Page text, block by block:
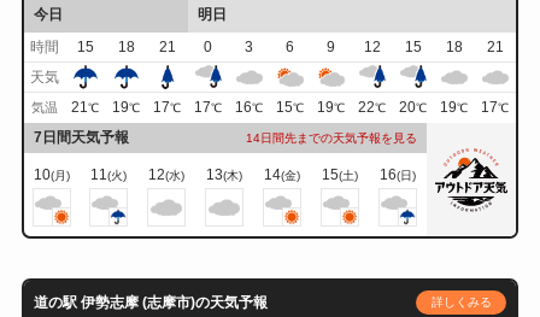
今日
明日
時間
15 18 21 0 3 6 9 12 15 18
21
天気
気温 21℃ 19℃ 17℃ 17℃ 16℃ 15℃ 19℃ 22℃ 20℃ 19℃ 17℃
7日間天気予報 14日間先までの天気予報を見る
10(月) 11(火) 12(水) 13(木) 14(金) 15(土) 16(日)
道の駅 伊勢志摩 (志摩市)の天気予報 詳しくみる